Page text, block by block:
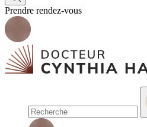
Prendre rendez-vous